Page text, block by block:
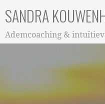
naar
de
inhoud
SANDRA
Ademcoaching &